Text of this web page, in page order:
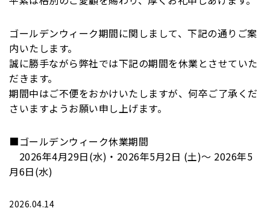
ゴールデンウィーク期間に関しまして、下記の通りご案
内いたします。
誠に勝手ながら弊社では下記の期間を休業とさせていた
だきます。
期間中はご不便をおかけいたしますが、何卒ご了承くだ
さいますようお願い申し上げます。
■ゴールデンウィーク休業期間
2026年4月29日(水)・2026年5月2日 (土)～ 2026年5
月6日(水)
2026.04.14